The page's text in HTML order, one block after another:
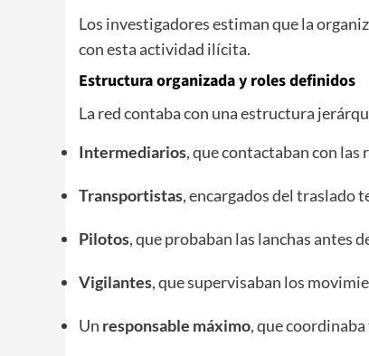
Los investigadores estiman que la
con esta actividad ilícita.
Estructura organizada y roles definidos
La red contaba con una estructura
Intermediarios, que contactaban con las
Transportistas, encargados del traslado
Pilotos, que probaban las lanchas antes
Vigilantes, que supervisaban los
Un responsable máximo, que